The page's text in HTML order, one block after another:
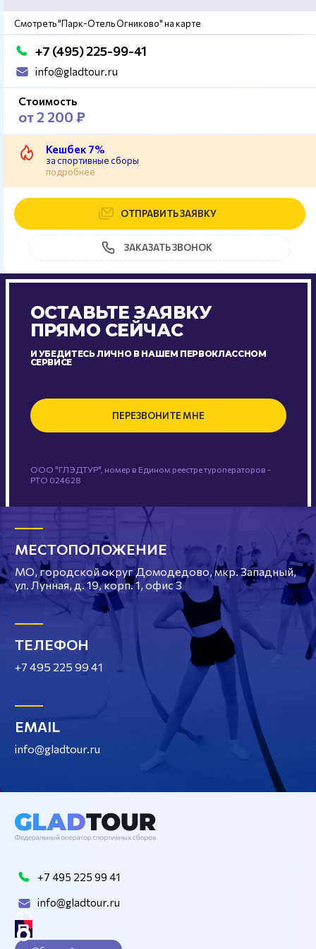
Смотреть "Парк-Отель Огниково" на карте
+7 (495) 225-99-41
info@gladtour.ru
Стоимость
от 2 200 ₽
Кешбек 7%
за спортивные сборы
подробнее
ОТПРАВИТЬ ЗАЯВКУ
ЗАКАЗАТЬ ЗВОНОК
ОСТАВЬТЕ ЗАЯВКУ
ПРЯМО СЕЙЧАС
И УБЕДИТЕСЬ ЛИЧНО В НАШЕМ ПЕРВОКЛАССНОМ
СЕРВИСЕ
ПЕРЕЗВОНИТЕ МНЕ
ООО "ГЛЭДТУР", номер в Едином реестре туроператоров -
РТО 024628
МЕСТОПОЛОЖЕНИЕ
МО, городской округ Домодедово, мкр. Западный,
ул. Лунная, д. 19, корп. 1, офис 3
ТЕЛЕФОН
+7 495 225 99 41
EMAIL
info@gladtour.ru
+7 495 225 99 41
info@gladtour.ru